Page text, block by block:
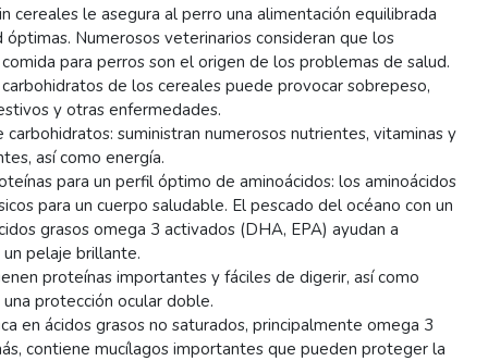
cereales le asegura al perro una alimentación equilibrada
óptimas. Numerosos veterinarios consideran que los
para perros son el origen de los problemas de salud.
de los cereales puede provocar sobrepeso,
y otras enfermedades.
suministran numerosos nutrientes, vitaminas y
así como energía.
para un perfil óptimo de aminoácidos: los aminoácidos
para un cuerpo saludable. El pescado del océano con un
grasos omega 3 activados (DHA, EPA) ayudan a
pelaje brillante.
proteínas importantes y fáciles de digerir, así como
protección ocular doble.
en ácidos grasos no saturados, principalmente omega 3
contiene mucílagos importantes que pueden proteger la